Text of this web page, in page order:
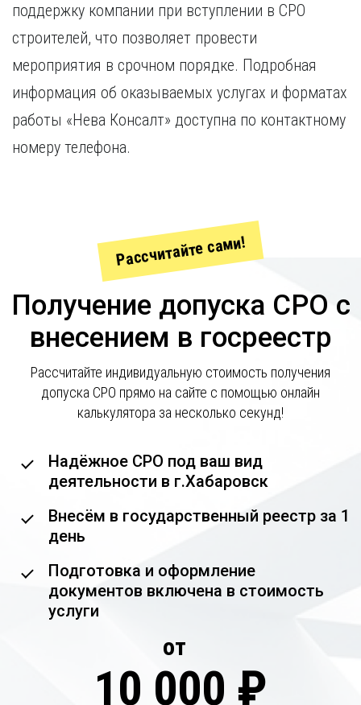
поддержку компании при вступлении в СРО
строителей, что позволяет провести
мероприятия в срочном порядке. Подробная
информация об оказываемых услугах и форматах
работы «Нева Консалт» доступна по контактному
номеру телефона.
Рассчитайте сами!
Получение допуска СРО с
внесением в госреестр
Рассчитайте индивидуальную стоимость получения
допуска СРО прямо на сайте с помощью онлайн
калькулятора за несколько секунд!
Надёжное СРО под ваш вид
деятельности в г.Хабаровск
Внесём в государственный реестр за 1
день
Подготовка и оформление
документов включена в стоимость
услуги
от
10 000 ₽